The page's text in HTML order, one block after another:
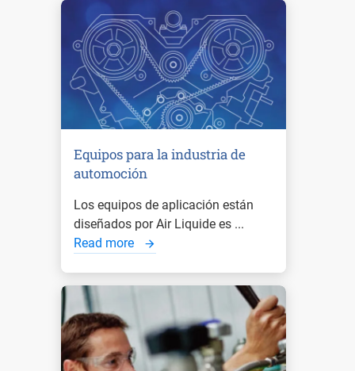
Equipos para la industria de
automoción
Los equipos de aplicación están
diseñados por Air Liquide es ...
Read more